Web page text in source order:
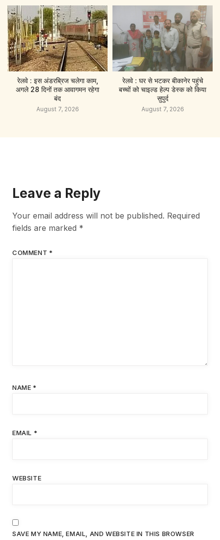
रेलवे : इस अंडरब्रिज चलेगा काम,
अगले 28 दिनों तक आवागमन रहेगा
बंद
August 7, 2026
रेलवे : घर से भटकर बीकानेर पहुंचे
बच्चों को चाइल्ड हेल्प डेस्क को किया
सुपुर्द
August 7, 2026
Leave a Reply
Your email address will not be published. Required
fields are marked *
COMMENT *
NAME *
EMAIL *
WEBSITE
SAVE MY NAME, EMAIL, AND WEBSITE IN THIS BROWSER